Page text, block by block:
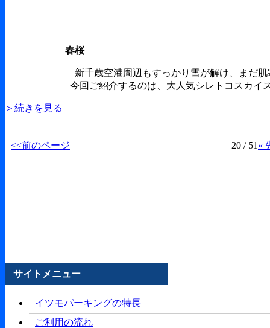
春桜
新千歳空港周辺もすっかり雪が解け、まだ
今回ご紹介するのは、大人気シレトコスカ
＞続きを見る
20 / 51 «
<<前のページ
サイトメニュー
イツモパーキングの特長
ご利用の流れ